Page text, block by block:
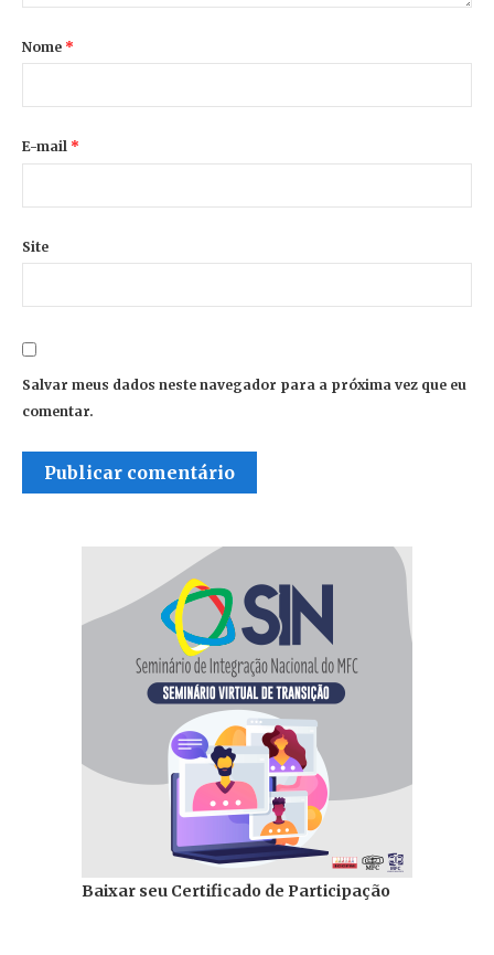
Nome *
E-mail *
Site
Salvar meus dados neste navegador para a próxima vez que eu
comentar.
Baixar seu Certificado de Participação